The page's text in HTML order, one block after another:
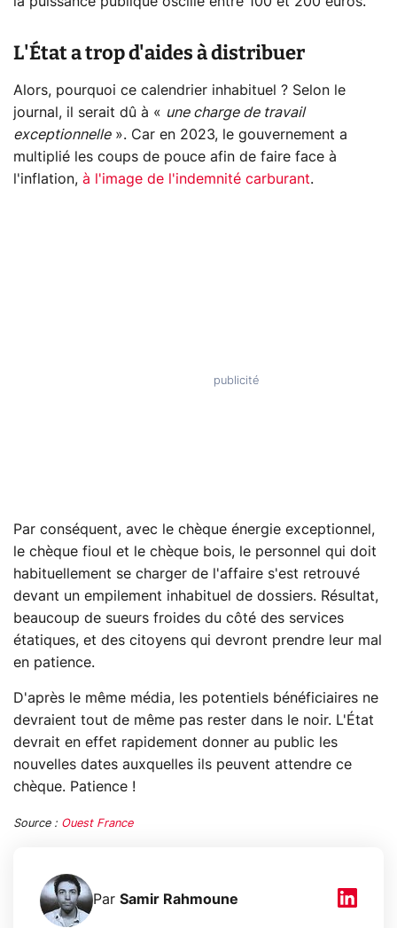
L'État a trop d'aides à distribuer
Alors, pourquoi ce calendrier inhabituel ? Selon le
journal, il serait dû à « une charge de travail
exceptionnelle». Car en 2023, le gouvernement a
multiplié les coups de pouce afin de faire face à
l'inflation, à l'image de l'indemnité carburant.
Par conséquent, avec le chèque énergie exceptionnel,
le chèque fioul et le chèque bois, le personnel qui doit
habituellement se charger de l'affaire s'est retrouvé
devant un empilement inhabituel de dossiers. Résultat,
beaucoup de sueurs froides du côté des services
étatiques, et des citoyens qui devront prendre leur mal
en patience.
D'après le même média, les potentiels bénéficiaires ne
devraient tout de même pas rester dans le noir. L'État
devrait en effet rapidement donner au public les
nouvelles dates auxquelles ils peuvent attendre ce
chèque. Patience !
Source : Ouest France
Par Samir Rahmoune